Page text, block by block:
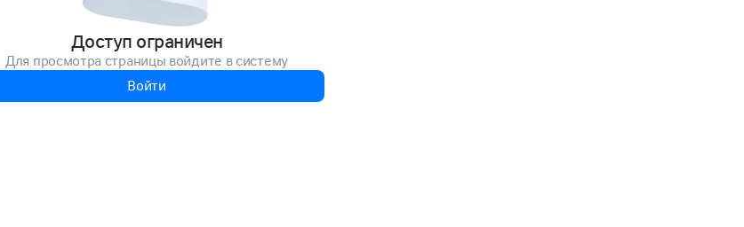
Доступ ограничен
Для просмотра страницы войдите в систему
Войти